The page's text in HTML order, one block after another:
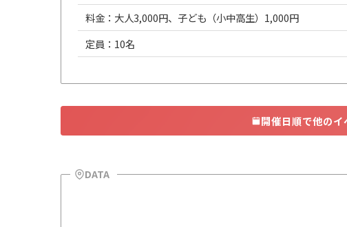
料金：大人3,000円、子ども（小中高生）1,000円
定員：10名
開催日順で他の
DATA